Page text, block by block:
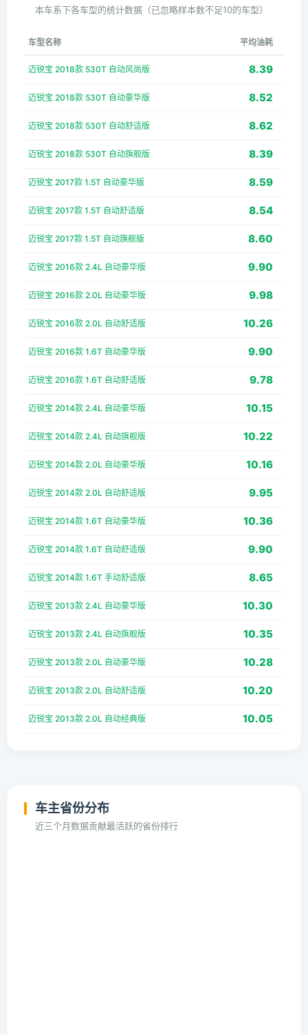
本车系下各车型的统计数据（已忽略样本数不足10的车型）
车型名称 平均油耗
迈锐宝 2018款 530T 自动风尚版 8.39
迈锐宝 2018款 530T 自动豪华版 8.52
迈锐宝 2018款 530T 自动舒适版 8.62
迈锐宝 2018款 530T 自动旗舰版 8.39
迈锐宝 2017款 1.5T 自动豪华版 8.59
迈锐宝 2017款 1.5T 自动舒适版 8.54
迈锐宝 2017款 1.5T 自动旗舰版 8.60
迈锐宝 2016款 2.4L 自动豪华版 9.90
迈锐宝 2016款 2.0L 自动豪华版 9.98
迈锐宝 2016款 2.0L 自动舒适版 10.26
迈锐宝 2016款 1.6T 自动豪华版 9.90
迈锐宝 2016款 1.6T 自动舒适版 9.78
迈锐宝 2014款 2.4L 自动豪华版 10.15
迈锐宝 2014款 2.4L 自动旗舰版 10.22
迈锐宝 2014款 2.0L 自动豪华版 10.16
迈锐宝 2014款 2.0L 自动舒适版 9.95
迈锐宝 2014款 1.6T 自动豪华版 10.36
迈锐宝 2014款 1.6T 自动舒适版 9.90
迈锐宝 2014款 1.6T 手动舒适版 8.65
迈锐宝 2013款 2.4L 自动豪华版 10.30
迈锐宝 2013款 2.4L 自动旗舰版 10.35
迈锐宝 2013款 2.0L 自动豪华版 10.28
迈锐宝 2013款 2.0L 自动舒适版 10.20
迈锐宝 2013款 2.0L 自动经典版 10.05
车主省份分布
近三个月数据贡献最活跃的省份排行